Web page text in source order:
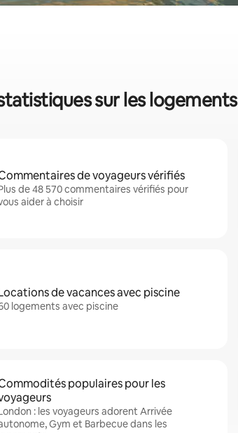
sur les
de voyageurs vérifiés
de 48 570 commentaires vérifiés pour
aider à choisir
de vacances avec piscine
logements avec piscine
populaires pour les
: les voyageurs adorent Arrivée
Gym et Barbecue dans les